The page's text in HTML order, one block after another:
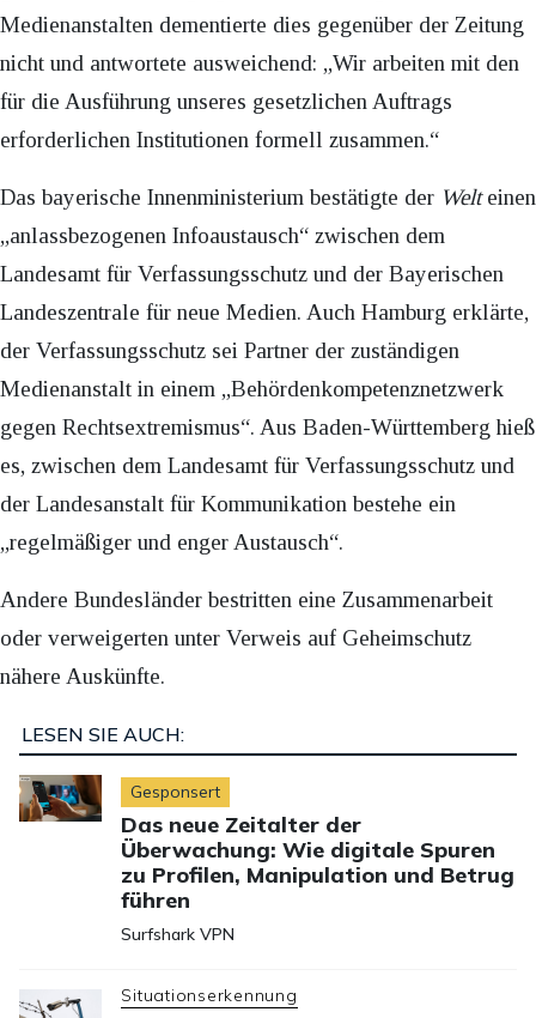
Medienanstalten dementierte dies gegenüber der Zeitung
nicht und antwortete ausweichend: „Wir arbeiten mit den
für die Ausführung unseres gesetzlichen Auftrags
erforderlichen Institutionen formell zusammen.“
Das bayerische Innenministerium bestätigte der Welteinen
„anlassbezogenen Infoaustausch“ zwischen dem
Landesamt für Verfassungsschutz und der Bayerischen
Landeszentrale für neue Medien. Auch Hamburg erklärte,
der Verfassungsschutz sei Partner der zuständigen
Medienanstalt in einem „Behördenkompetenznetzwerk
gegen Rechtsextremismus“. Aus Baden-Württemberg hieß
es, zwischen dem Landesamt für Verfassungsschutz und
der Landesanstalt für Kommunikation bestehe ein
„regelmäßiger und enger Austausch“.
Andere Bundesländer bestritten eine Zusammenarbeit
oder verweigerten unter Verweis auf Geheimschutz
nähere Auskünfte.
LESEN SIE AUCH:
Gesponsert
Das neue Zeitalter der
Überwachung: Wie digitale Spuren
zu Profilen, Manipulation und Betrug
führen
Surfshark VPN
Situationserkennung